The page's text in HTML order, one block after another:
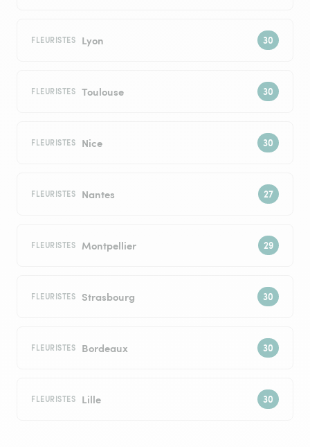
FLEURISTES Lyon
FLEURISTES Toulouse
FLEURISTES Nice
FLEURISTES Nantes
FLEURISTES Montpellier
FLEURISTES Strasbourg
FLEURISTES Bordeaux
FLEURISTES Lille